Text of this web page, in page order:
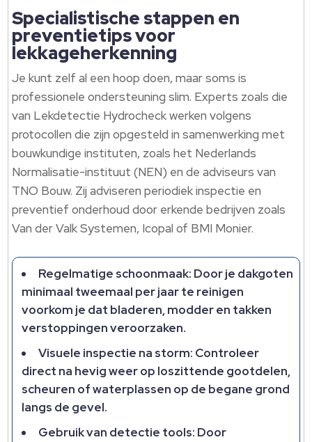
Specialistische stappen en
preventietips voor
lekkageherkenning
Je kunt zelf al een hoop doen, maar soms is
professionele ondersteuning slim. Experts zoals die
van Lekdetectie Hydrocheck werken volgens
protocollen die zijn opgesteld in samenwerking met
bouwkundige instituten, zoals het Nederlands
Normalisatie-instituut (NEN) en de adviseurs van
TNO Bouw. Zij adviseren periodiek inspectie en
preventief onderhoud door erkende bedrijven zoals
Van der Valk Systemen, Icopal of BMI Monier.
Regelmatige schoonmaak: Door je dakgoten
minimaal tweemaal per jaar te reinigen
voorkom je dat bladeren, modder en takken
verstoppingen veroorzaken.
Visuele inspectie na storm: Controleer
direct na hevig weer op loszittende gootdelen,
scheuren of waterplassen op de begane grond
langs de gevel.
Gebruik van detectie tools: Door